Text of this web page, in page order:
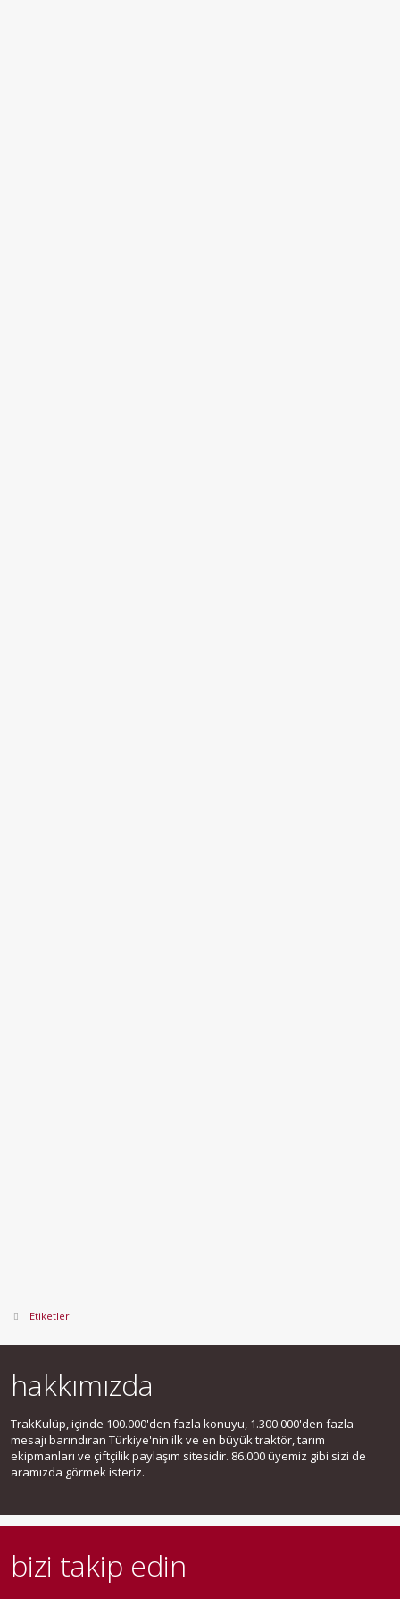
Etiketler
hakkımızda
TrakKulüp, içinde 100.000'den fazla konuyu, 1.300.000'den fazla
mesajı barındıran Türkiye'nin ilk ve en büyük traktör, tarım
ekipmanları ve çiftçilik paylaşım sitesidir. 86.000 üyemiz gibi sizi de
aramızda görmek isteriz.
bizi takip edin